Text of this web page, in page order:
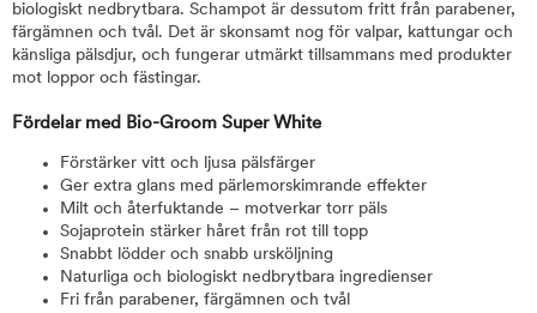
biologiskt nedbrytbara. Schampot är dessutom fritt från parabener,
färgämnen och tvål. Det är skonsamt nog för valpar, kattungar och
känsliga pälsdjur, och fungerar utmärkt tillsammans med produkter
mot loppor och fästingar.
Fördelar med Bio-Groom Super White
Förstärker vitt och ljusa pälsfärger
Ger extra glans med pärlemorskimrande effekter
Milt och återfuktande – motverkar torr päls
Sojaprotein stärker håret från rot till topp
Snabbt lödder och snabb ursköljning
Naturliga och biologiskt nedbrytbara ingredienser
Fri från parabener, färgämnen och tvål